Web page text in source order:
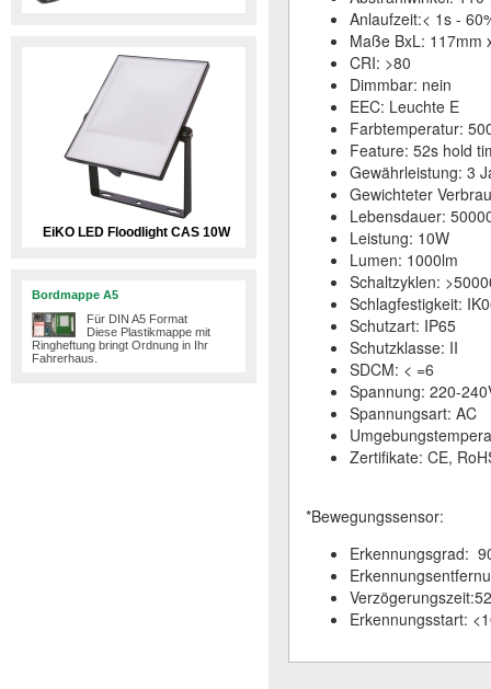
EiKO LED Floodlight CAS 10W
Bordmappe A5
Für DIN A5 Format
Diese Plastikmappe mit
Ringheftung bringt Ordnung in Ihr
Fahrerhaus.
Anlaufzeit:< 1s -
Maße BxL: 117mm
CRI: >80
Dimmbar: nein
EEC: Leuchte E
Farbtemperatur:
Feature: 52s hold
Gewährleistung: 3
Gewichteter
Lebensdauer:
Leistung: 10W
Lumen: 1000lm
Schaltzyklen:
Schlagfestigkeit:
Schutzart: IP65
Schutzklasse: II
SDCM: < =6
Spannung: 220-
Spannungsart: AC
Zertifikate: CE,
*Bewegungssensor:
Erkennungsgrad:
Erkennungsstart: